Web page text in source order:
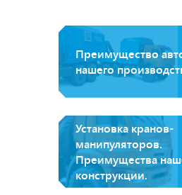
Преимущество
нашего
Установка кранов-
манипуляторов.
Преимущества
конструкции.